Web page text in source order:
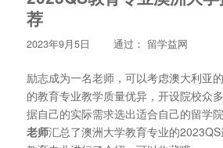
荐
2023年9月5日 通过： 留学益网
励志成为一名老师，可以考虑澳大利亚
的教育专业教学质量优异，开设院校众
据自己的实际需求选出适合自己的留学院
老师汇总了澳洲大学教育专业的